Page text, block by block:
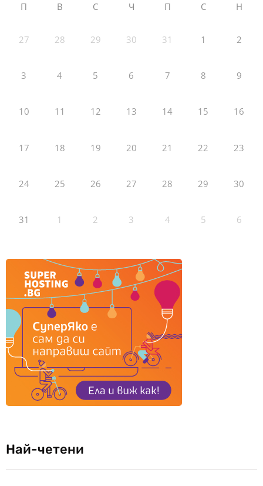
П В С Ч П С Н
27 28 29 30 31 1 2
3 4 5 6 7 8 9
10 11 12 13 14 15 16
17 18 19 20 21 22 23
24 25 26 27 28 29 30
31 1 2 3 4 5 6
Най-четени